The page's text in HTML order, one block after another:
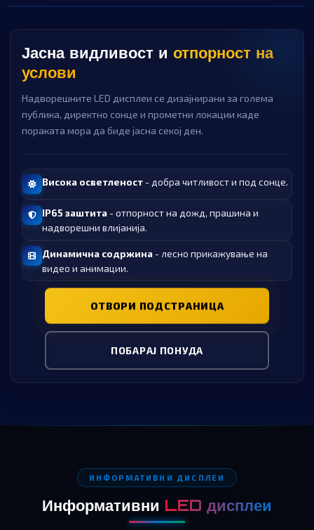
Јасна видливост и отпорност на
услови
Надворешните LED дисплеи се дизајнирани за голема
публика, директно сонце и прометни локации каде
пораката мора да биде јасна секој ден.
Висока осветленост - добра читливост и под сонце.
IP65 заштита - отпорност на дожд, прашина и
надворешни влијанија.
Динамична содржина - лесно прикажување на
видео и анимации.
ОТВОРИ ПОДСТРАНИЦА
ПОБАРАЈ ПОНУДА
ИНФОРМАТИВНИ ДИСПЛЕИ
Информативни LED дисплеи